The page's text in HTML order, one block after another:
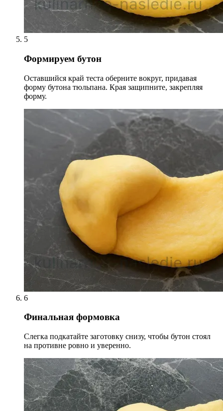
5
Формируем бутон
Оставшийся край теста оберните вокруг, придавая
форму бутона тюльпана. Края защипните, закрепляя
форму.
6
Финальная формовка
Слегка подкатайте заготовку снизу, чтобы бутон стоял
на противне ровно и уверенно.